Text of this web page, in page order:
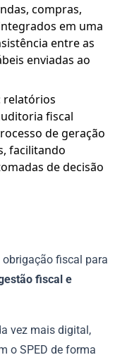
compras,
em uma
entre as
enviadas ao
relatórios
fiscal
de geração
facilitando
de decisão
obrigação fiscal para
fiscal e
vez mais digital,
o SPED de forma